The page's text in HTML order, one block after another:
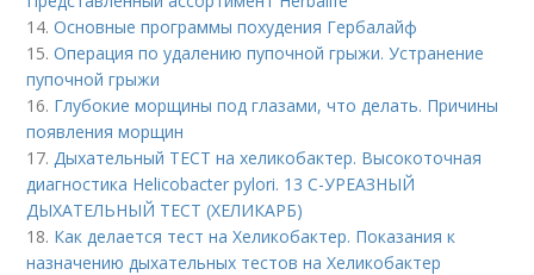
14.Основные программы похудения Гербалайф
15.Операция по удалению пупочной грыжи. Устранение
пупочной грыжи
16. Глубокие морщины под глазами, что делать. Причины
появления морщин
17.Дыхательный ТЕСТ на хеликобактер. Высокоточная
диагностика Helicobacter pylori. 13 C-УРЕАЗНЫЙ
ДЫХАТЕЛЬНЫЙ ТЕСТ (ХЕЛИКАРБ)
18. Как делается тест на Хеликобактер. Показания к
назначению дыхательных тестов на Хеликобактер